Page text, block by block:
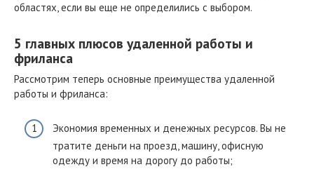
областях, если вы еще не определились с выбором.
5 главных плюсов удаленной работы и
фриланса
Рассмотрим теперь основные преимущества удаленной
работы и фриланса:
Экономия временных и денежных ресурсов. Вы не
тратите деньги на проезд, машину, офисную
одежду и время на дорогу до работы;